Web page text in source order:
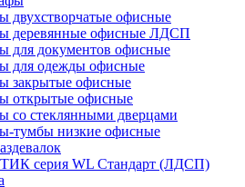
двухстворчатые офисные
деревянные офисные ЛДСП
для документов офисные
для одежды офисные
закрытые офисные
открытые офисные
со стеклянными дверцами
тумбы низкие офисные
серия WL Стандарт (ЛДСП)